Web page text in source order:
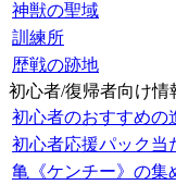
神獣の聖域
訓練所
歴戦の跡地
初心者/復帰者向け情
初心者のおすすめの
初心者応援パック当
亀《ケンチー》の集